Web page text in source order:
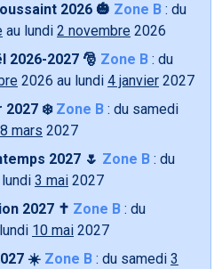
2026 🎃 Zone B : du
au lundi 2 novembre 2026
2026-2027 🎅 Zone B : du
2026 au lundi 4 janvier 2027
2027 ❄️ Zone B : du samedi
8 mars 2027
2027 🌷 Zone B : du
3 mai 2027
2027 ✝️ Zone B : du
10 mai 2027
☀️ Zone B : du samedi 3